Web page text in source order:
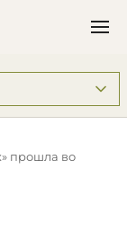
прошла во